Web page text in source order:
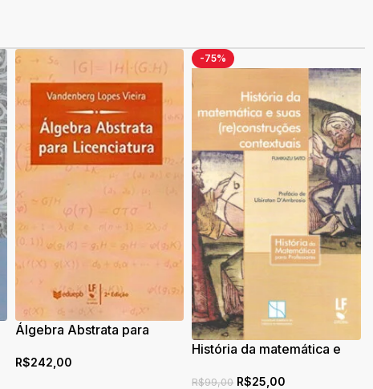
Álgebra Abstrata para
R$242,00
-75%
História da matemática e
contextuais
R$99,00 R$25,00